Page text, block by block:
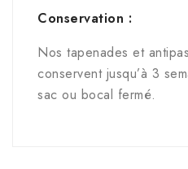
Conservation :
Nos tapenades et
conservent jusqu’à 3
sac ou bocal fermé.